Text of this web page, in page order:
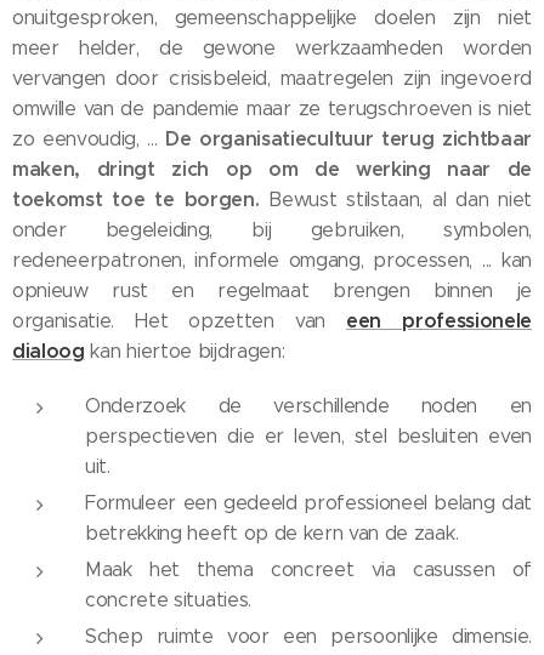
onuitgesproken, gemeenschappelijke doelen zijn niet
meer helder, de gewone werkzaamheden worden
vervangen door crisisbeleid, maatregelen zijn ingevoerd
omwille van de pandemie maar ze terugschroeven is niet
zo eenvoudig, ... De organisatiecultuur terug zichtbaar
maken, dringt zich op om de werking naar de
toekomst toe te borgen. Bewust stilstaan, al dan niet
onder begeleiding, bij gebruiken, symbolen,
redeneerpatronen, informele omgang, processen, ... kan
opnieuw rust en regelmaat brengen binnen je
organisatie. Het opzetten van een professionele
dialoog kan hiertoe bijdragen:
Onderzoek de verschillende noden en
perspectieven die er leven, stel besluiten even
uit.
Formuleer een gedeeld professioneel belang dat
betrekking heeft op de kern van de zaak.
Maak het thema concreet via casussen of
concrete situaties.
Schep ruimte voor een persoonlijke dimensie.